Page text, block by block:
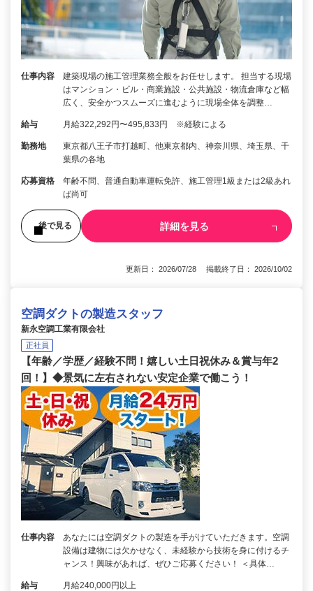
仕事内容
建築現場の施工管理業務全般をお任せします。 担当する現場
はマンション・ビル・商業施設・公共施設・物流倉庫など幅
広く、安全かつスムーズに進むように現場全体を調整…
給与 月給322,292円〜495,833円 ※経験による
勤務地
東京都八王子市打越町、他東京都内、神奈川県、埼玉県、千
葉県の各地
応募資格
年齢不問、普通自動車運転免許、施工管理1級または2級あれ
ば尚可
後で見る 詳細を見る
更新日： 2026/07/28 掲載終了日： 2026/10/02
空調ダクトの製造スタッフ
新永空調工業有限会社
正社員
【年齢／学歴／経験不問！嬉しい土日祝休み＆賞与年2
回！】◆景気に左右されない安定企業で働こう！
仕事内容
あなたには空調ダクトの製造を手がけていただきます。空調
設備は建物には欠かせなく、未経験から技術を身に付けるチ
ャンス！興味があれば、ぜひご応募ください！ ＜具体…
給与 月給240,000円以上